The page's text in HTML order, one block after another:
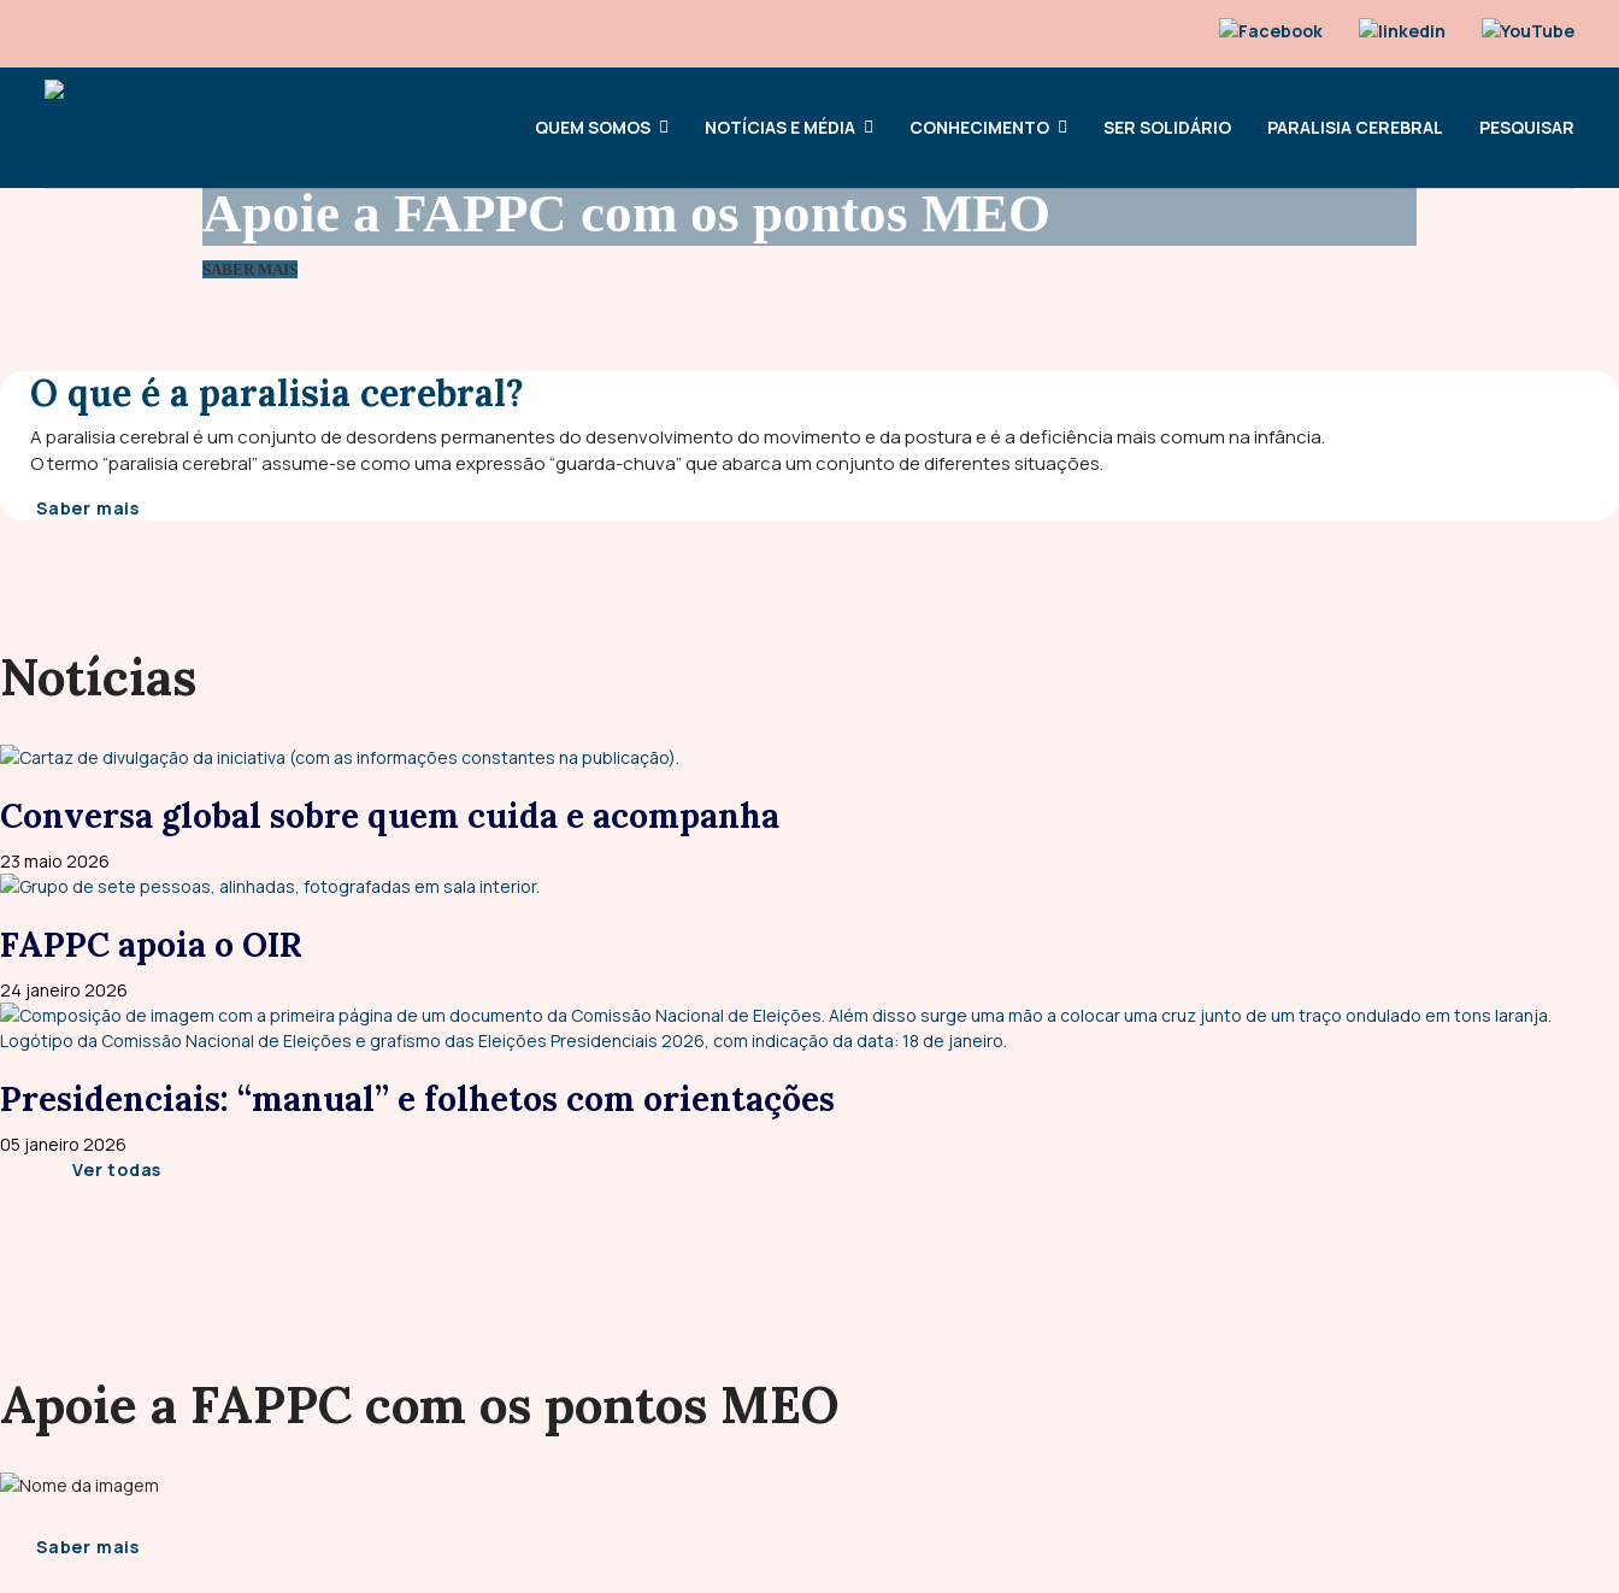
QUEM SOMOS NOTÍCIAS E MÉDIA CONHECIMENTO SER SOLIDÁRIO PARALISIA CEREBRAL PESQUISAR
Apoie a FAPPC com os pontos MEO
SABER MAIS
O que é a paralisia cerebral?
A paralisia cerebral é um conjunto de desordens permanentes do desenvolvimento do movimento e da postura e é a deficiência mais comum na infância.
O termo “paralisia cerebral” assume-se como uma expressão “guarda-chuva” que abarca um conjunto de diferentes situações.
Saber mais
Notícias
Conversa global sobre quem cuida e acompanha
23 maio 2026
FAPPC apoia o OIR
24 janeiro 2026
Presidenciais: “manual” e folhetos com orientações
05 janeiro 2026
Ver todas
Apoie a FAPPC com os pontos MEO
Saber mais